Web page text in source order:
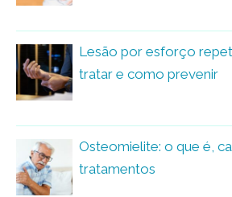
Lesão por esforço
tratar e como prevenir
Osteomielite: o que é,
tratamentos